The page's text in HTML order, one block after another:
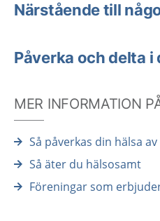
Närstående till
Påverka och delta i
MER INFORMATION
Så påverkas din hälsa
Så äter du hälsosamt
Föreningar som